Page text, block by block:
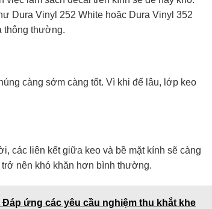
Dura Vinyl 252 White hoặc Dura Vinyl 352
thông thường.
càng sớm càng tốt. Vì khi để lâu, lớp keo
các liên kết giữa keo và bề mặt kính sẽ càng
nên khó khăn hơn bình thường.
ứng các yêu cầu nghiệm thu khắt khe